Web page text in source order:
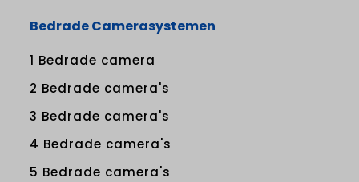
Bedrade Camerasystemen
1 Bedrade camera
2 Bedrade camera's
3 Bedrade camera's
4 Bedrade camera's
5 Bedrade camera's